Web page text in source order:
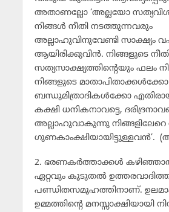
അതാണല്ലോ ‘അല്ലയോ
നിങ്ങള്‍ നീതി നടത്തുന്നവരും
അല്ലാഹുവിനുവേണ്ടി സാക്ഷ്യം
ആയിരിക്കുവിന്‍. നിങ്ങളുടെ
സത്യസാക്ഷ്യത്തിന്റെയും ഫലം
നിങ്ങളുടെ മാതാപിതാക്കള്‍ക്കോ
ബന്ധുമിത്രാദികള്‍ക്കോ
കക്ഷി ധനികനാവട്ടെ,
അല്ലാഹുവാകുന്നു
ഗുണകാംക്ഷിയായിട്ടുള്ളവന്‍’.
2. ഭരണകര്‍ത്താക്കള്‍
ഏറ്റവും കൂടുതല്‍
പണ്ഡിതസമൂഹത്തിനാണ്.
ഉമ്മത്തിന്റെ മനസ്സാക്ഷിയായി